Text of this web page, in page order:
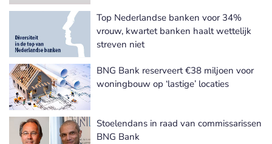
Top Nederlandse banken voor 34%
vrouw, kwartet banken haalt wettelijk
streven niet
BNG Bank reserveert €38 miljoen voor
woningbouw op ‘lastige’ locaties
Stoelendans in raad van commissarissen
BNG Bank